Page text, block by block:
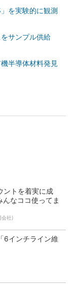
を実験的に観測
サンプル供給
半導体材料発見
ントを着実に成
んなココ使ってま
会社)
6インチライン維